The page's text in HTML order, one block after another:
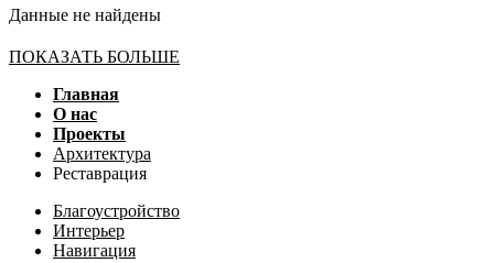
Данные не найдены
ПОКАЗАТЬ БОЛЬШЕ
Главная
О нас
Проекты
Архитектура
Реставрация
Благоустройство
Интерьер
Навигация